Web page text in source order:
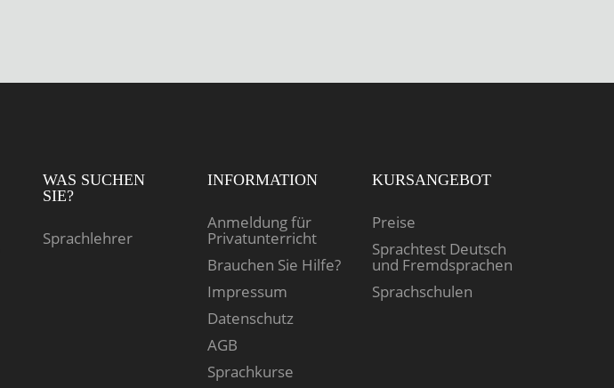
WAS SUCHEN
SIE?
Sprachlehrer
INFORMATION
Anmeldung für
Privatunterricht
Brauchen Sie Hilfe?
Impressum
Datenschutz
AGB
Sprachkurse
KURSANGEBOT
Preise
Sprachtest Deutsch
und Fremdsprachen
Sprachschulen